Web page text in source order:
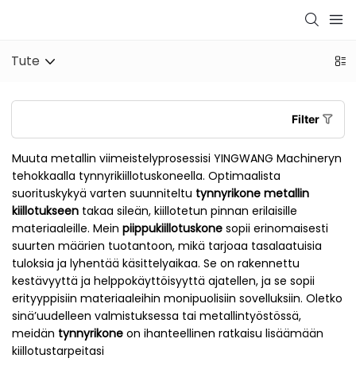
Tute
Filter
Muuta metallin viimeistelyprosessisi YINGWANG Machineryn
tehokkaalla tynnyrikiillotuskoneella. Optimaalista
suorituskykyä varten suunniteltu tynnyrikone metallin
kiillotukseen takaa sileän, kiillotetun pinnan erilaisille
materiaaleille. Mein piippukiillotuskone sopii erinomaisesti
suurten määrien tuotantoon, mikä tarjoaa tasalaatuisia
tuloksia ja lyhentää käsittelyaikaa. Se on rakennettu
kestävyyttä ja helppokäyttöisyyttä ajatellen, ja se sopii
erityyppisiin materiaaleihin monipuolisiin sovelluksiin. Oletko
sinä’uudelleen valmistuksessa tai metallintyöstössä,
meidän tynnyrikone on ihanteellinen ratkaisu lisäämään
kiillotustarpeitasi